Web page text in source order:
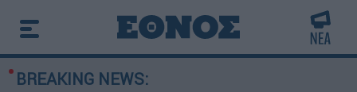
BREAKING NEWS: